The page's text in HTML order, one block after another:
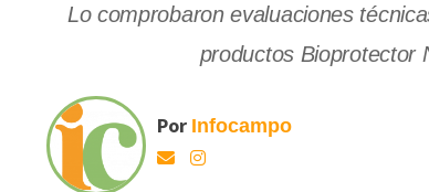
Lo comprobaron evaluaciones
productos Bioprotector
Por Infocampo